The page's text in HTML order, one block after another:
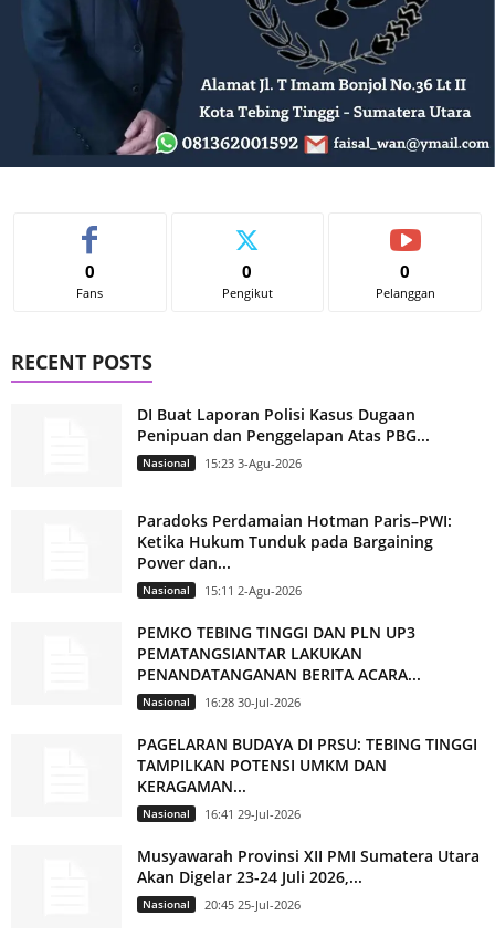
0
Fans
0
Pengikut
0
Pelanggan
RECENT POSTS
DI Buat Laporan Polisi Kasus Dugaan
Penipuan dan Penggelapan Atas PBG...
Nasional 15:23 3-Agu-2026
Paradoks Perdamaian Hotman Paris–PWI:
Ketika Hukum Tunduk pada Bargaining
Power dan...
Nasional 15:11 2-Agu-2026
PEMKO TEBING TINGGI DAN PLN UP3
PEMATANGSIANTAR LAKUKAN
PENANDATANGANAN BERITA ACARA...
Nasional 16:28 30-Jul-2026
PAGELARAN BUDAYA DI PRSU: TEBING TINGGI
TAMPILKAN POTENSI UMKM DAN
KERAGAMAN...
Nasional 16:41 29-Jul-2026
Musyawarah Provinsi XII PMI Sumatera Utara
Akan Digelar 23-24 Juli 2026,...
Nasional 20:45 25-Jul-2026